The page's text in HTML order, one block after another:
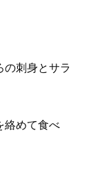
の刺身とサラ
絡めて食べ